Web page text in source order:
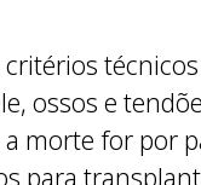
ossos e
morte for por
para